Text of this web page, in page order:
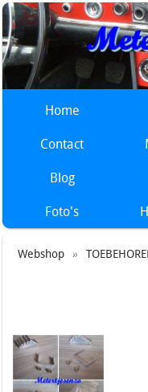
Home
Contact
Blog
Foto's
Webshop »